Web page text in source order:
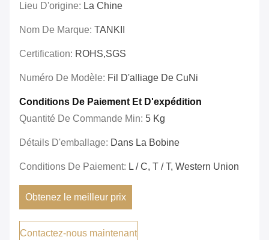
Lieu D'origine: La Chine
Nom De Marque: TANKII
Certification: ROHS,SGS
Numéro De Modèle: Fil D'alliage De CuNi
Conditions De Paiement Et D'expédition
Quantité De Commande Min: 5 Kg
Détails D'emballage: Dans La Bobine
Conditions De Paiement: L / C, T / T, Western Union
Obtenez le meilleur prix
Contactez-nous maintenant